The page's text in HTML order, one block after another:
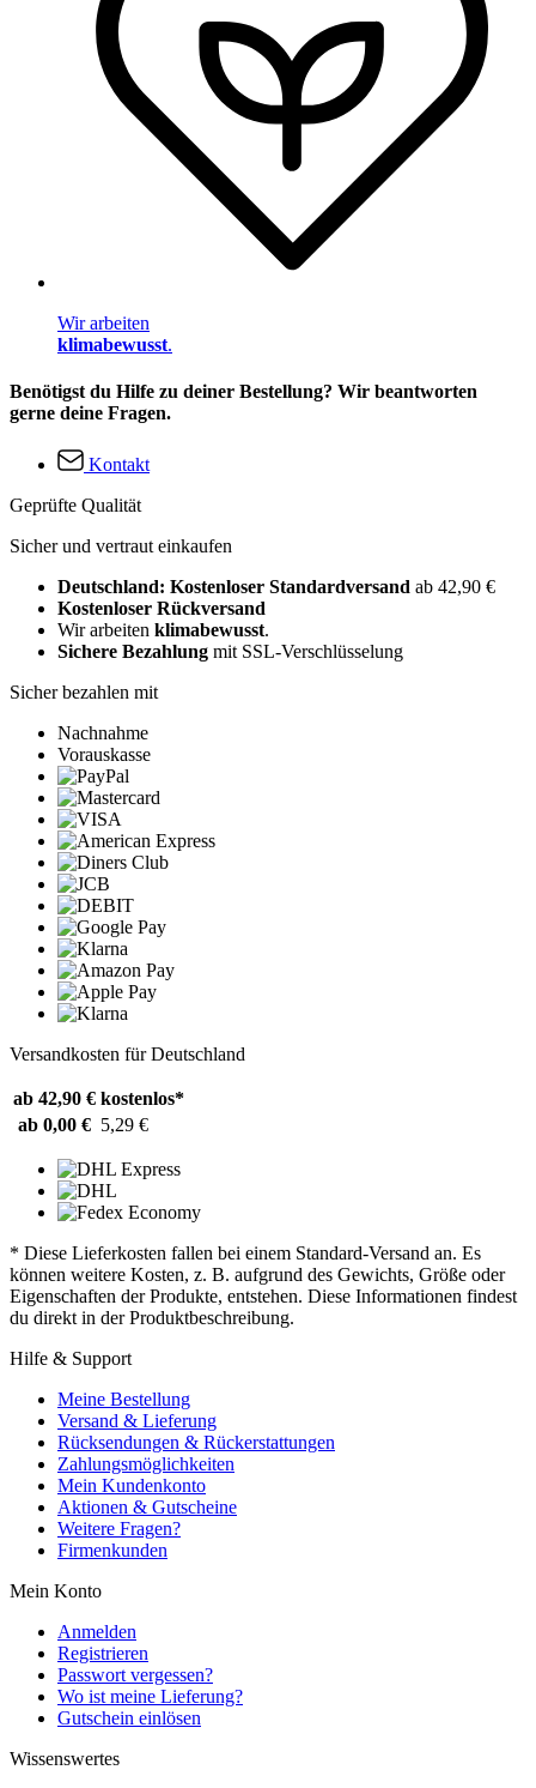
Wir arbeiten
klimabewusst.
Benötigst du Hilfe zu deiner Bestellung? Wir beantworten
gerne deine Fragen.
Kontakt
Geprüfte Qualität
Sicher und vertraut einkaufen
Deutschland: Kostenloser Standardversand ab 42,90 €
Kostenloser Rückversand
Wir arbeiten klimabewusst.
Sichere Bezahlung mit SSL-Verschlüsselung
Sicher bezahlen mit
Nachnahme
Vorauskasse
Versandkosten für Deutschland
ab 42,90 € kostenlos*
ab 0,00 € 5,29 €
* Diese Lieferkosten fallen bei einem Standard-Versand an. Es
können weitere Kosten, z. B. aufgrund des Gewichts, Größe oder
Eigenschaften der Produkte, entstehen. Diese Informationen findest
du direkt in der Produktbeschreibung.
Hilfe & Support
Meine Bestellung
Versand & Lieferung
Rücksendungen & Rückerstattungen
Zahlungsmöglichkeiten
Mein Kundenkonto
Aktionen & Gutscheine
Weitere Fragen?
Firmenkunden
Mein Konto
Anmelden
Registrieren
Passwort vergessen?
Wo ist meine Lieferung?
Gutschein einlösen
Wissenswertes